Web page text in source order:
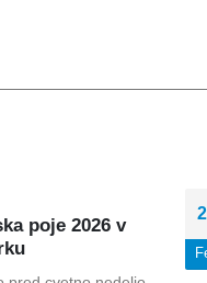
poje 2026 v